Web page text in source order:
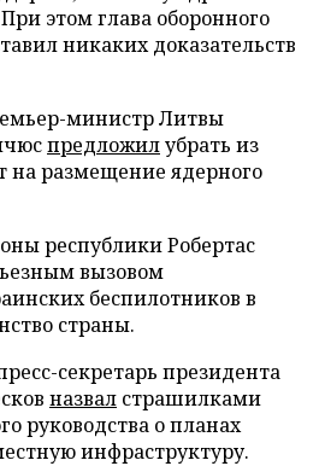
этом глава оборонного
никаких доказательств
министр Литвы
предложилубрать из
на размещение ядерного
республики Робертас
вызовом
беспилотников в
страны.
секретарь президента
назвал страшилками
руководства о планах
инфраструктуру.